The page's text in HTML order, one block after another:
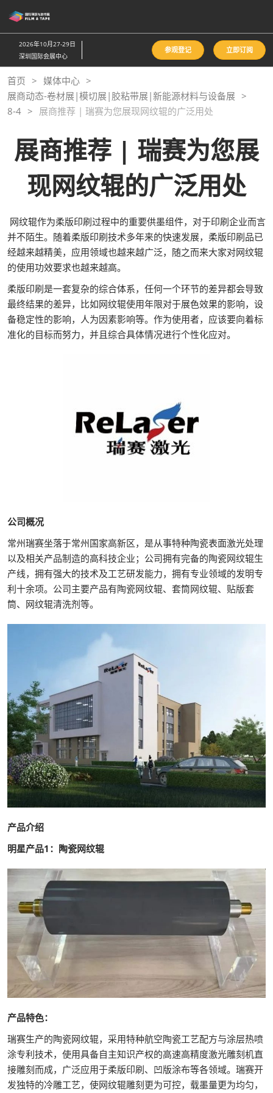
接
跳
至
内
容
2026年10月27-29日
深圳国际会展中心
参观登记 立即订阅
首页
媒体中心
展商动态-卷材展|模切展|胶粘带展|新能源材料与设备展
8-4
展商推荐 | 瑞赛为您展现网纹辊的广泛用处
展商推荐 | 瑞赛为您展
现网纹辊的广泛用处
网纹辊作为柔版印刷过程中的重要供墨组件，对于印刷企业而言
并不陌生。随着柔版印刷技术多年来的快速发展，柔版印刷品已
经越来越精美，应用领域也越来越广泛，随之而来大家对网纹辊
的使用功效要求也越来越高。
柔版印刷是一套复杂的综合体系，任何一个环节的差异都会导致
最终结果的差异，比如网纹辊使用年限对于展色效果的影响，设
备稳定性的影响，人为因素影响等。作为使用者，应该要向着标
准化的目标而努力，并且综合具体情况进行个性化应对。
公司概况
常州瑞赛坐落于常州国家高新区，是从事特种陶瓷表面激光处理
以及相关产品制造的高科技企业；公司拥有完备的陶瓷网纹辊生
产线，拥有强大的技术及工艺研发能力，拥有专业领域的发明专
利十余项。公司主要产品有陶瓷网纹辊、套筒网纹辊、贴版套
筒、网纹辊清洗剂等。
产品介绍
明星产品1：陶瓷网纹辊
产品特色：
瑞赛生产的陶瓷网纹辊，采用特种航空陶瓷工艺配方与涂层热喷
涂专利技术，使用具备自主知识产权的高速高精度激光雕刻机直
接雕刻而成，广泛应用于柔版印刷、凹版涂布等各领域。瑞赛开
发独特的冷雕工艺，使网纹辊雕刻更为可控，载墨量更为均匀，